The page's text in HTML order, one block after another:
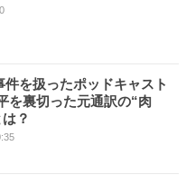
件を扱ったポッドキャスト
裏切った元通訳の“肉
？